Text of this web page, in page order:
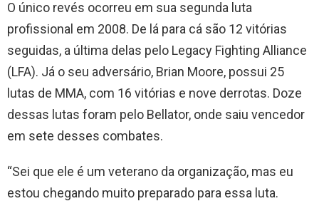
O único revés ocorreu em sua segunda luta
profissional em 2008. De lá para cá são 12 vitórias
seguidas, a última delas pelo Legacy Fighting Alliance
(LFA). Já o seu adversário, Brian Moore, possui 25
lutas de MMA, com 16 vitórias e nove derrotas. Doze
dessas lutas foram pelo Bellator, onde saiu vencedor
em sete desses combates.
“Sei que ele é um veterano da organização, mas eu
estou chegando muito preparado para essa luta.